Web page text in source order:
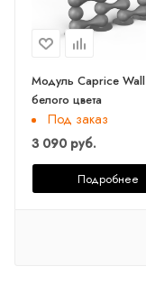
Модуль Сaprice Wall
белого цвета
Под заказ
3 090 руб.
Подробнее